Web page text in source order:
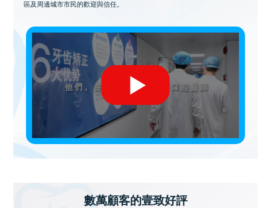
區及周邊城市市民的歡迎與信任。
數萬顧客的壹致好評